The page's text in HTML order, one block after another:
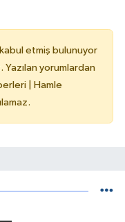
kabul etmiş bulunuyor
yorumlardan
| Hamle